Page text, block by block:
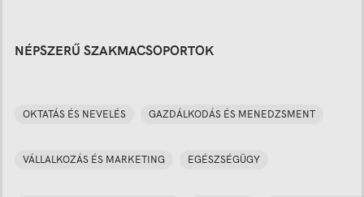
NÉPSZERŰ SZAKMACSOPORTOK
OKTATÁS ÉS NEVELÉS GAZDÁLKODÁS ÉS MENEDZSMENT
VÁLLALKOZÁS ÉS MARKETING EGÉSZSÉGÜGY